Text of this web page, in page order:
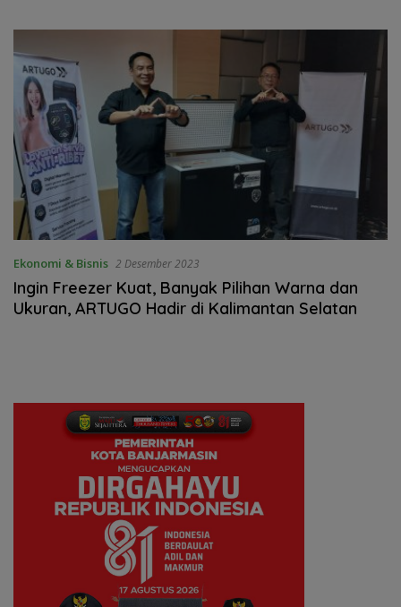
Ekonomi & Bisnis 2 Desember 2023
Ingin Freezer Kuat, Banyak Pilihan Warna dan
Ukuran, ARTUGO Hadir di Kalimantan Selatan